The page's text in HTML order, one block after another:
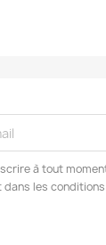
à tout
les